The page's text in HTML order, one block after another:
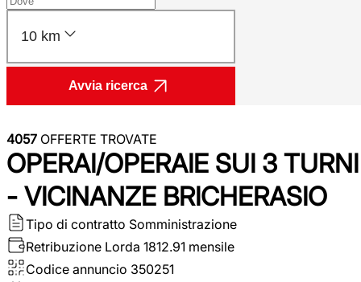
10 km
Avvia ricerca
4057 OFFERTE TROVATE
OPERAI/OPERAIE SUI 3 TURNI
- VICINANZE BRICHERASIO
Tipo di contratto Somministrazione
Retribuzione Lorda 1812.91 mensile
Codice annuncio 350251